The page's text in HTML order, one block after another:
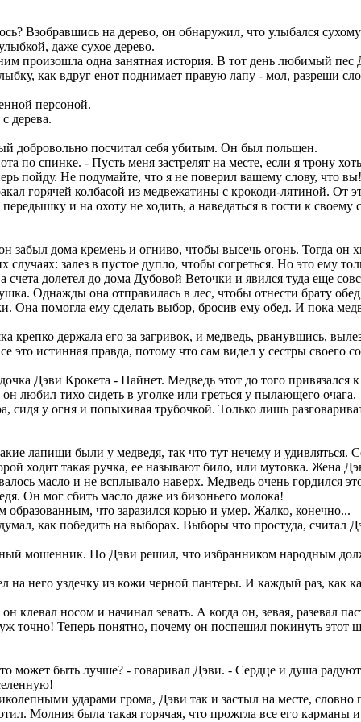
Взобравшись на дерево, он обнаружил, что улыбался
даже сухое дерево.
произошла одна занятная история. В тот день любимый
как вдруг енот поднимает правую лапу - мол, разреши
персоной.
дерева.
добровольно посчитал себя убитым. Он был польщен.
спинке. - Пусть меня застрелят на месте, если я трону
пойду. Не подумайте, что я не поверил вашему слову, что
горячей колбасой из медвежатины с крокоди-лятиной. От
и на охоту не ходить, а наведаться в гости к
забыл дома кремень и огниво, чтобы высечь огонь. Тогда
залез в пустое дупло, чтобы согреться. Но это ему
счета долетел до дома Дубовой Веточки и явился туда еще
Однажды она отправилась в лес, чтобы отнести брату
Она помогла ему сделать выбор, бросив ему обед. И пока
крепко держала его за загривок, и медведь, рванувшись,
это истинная правда, потому что сам видел у сестры
Дэви Крокета - Пайнет. Медведь этот до того
любил тихо сидеть в уголке или греться у пылающего очага.
сидя у огня и попыхивая трубочкой. Только лишь
лапищи были у медведя, так что тут нечему и удивляться.
ходит такая ручка, ее называют било, или мутовка. Жена
масло и не всплывало наверх. Медведь очень гордился
Он мог сбить масло даже из бизоньего молока!
что заразился корью и умер. Жалко, конечно...
как победить на выборах. Выборы что простуда, считал
мошенник. Но Дэви решил, что избранником народным
него уздечку из кожи черной пантеры. И каждый раз, как
клевал носом и начинал зевать. А когда он, зевая, разевал
точно! Теперь понятно, почему он поспешил покинуть этот
может быть лучше? - говаривал Дэви. - Сердце и душа
ударами грома, Дэви так и застыл на месте,
Молния была такая горячая, что прожгла все его